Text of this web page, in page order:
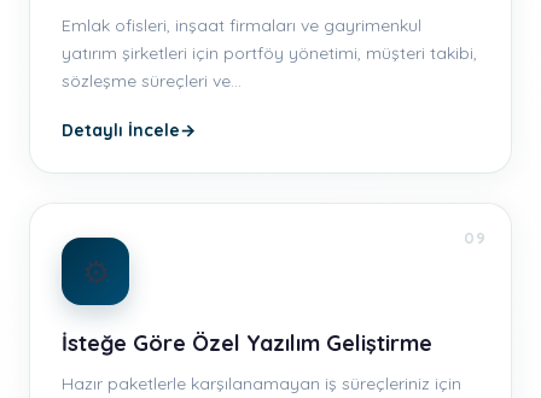
Emlak ofisleri, inşaat firmaları ve gayrimenkul
yatırım şirketleri için portföy yönetimi, müşteri takibi,
sözleşme süreçleri ve…
Detaylı İncele→
09
⚙️
İsteğe Göre Özel Yazılım Geliştirme
Hazır paketlerle karşılanamayan iş süreçleriniz için